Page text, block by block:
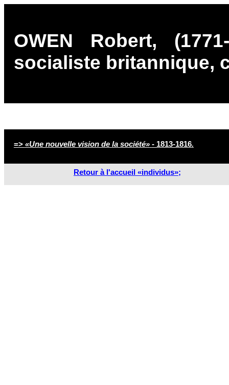
OWEN Robert,
socialiste britannique,
=> «Une nouvelle vision de la société» - 1813-1816.
Retour à l'accueil «individus»;